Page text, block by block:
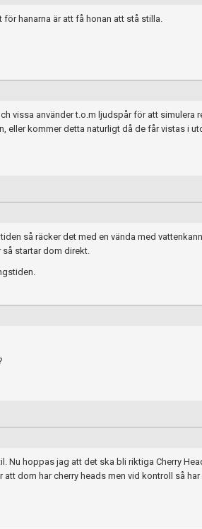
hanarna är att få honan att stå stilla.
vissa använder t.o.m ljudspår för att simulera
kommer detta naturligt då de får vistas i
så räcker det med en vända med
startar dom direkt.
Nu hoppas jag att det ska bli riktiga Cherry
dom har cherry heads men vid kontroll så